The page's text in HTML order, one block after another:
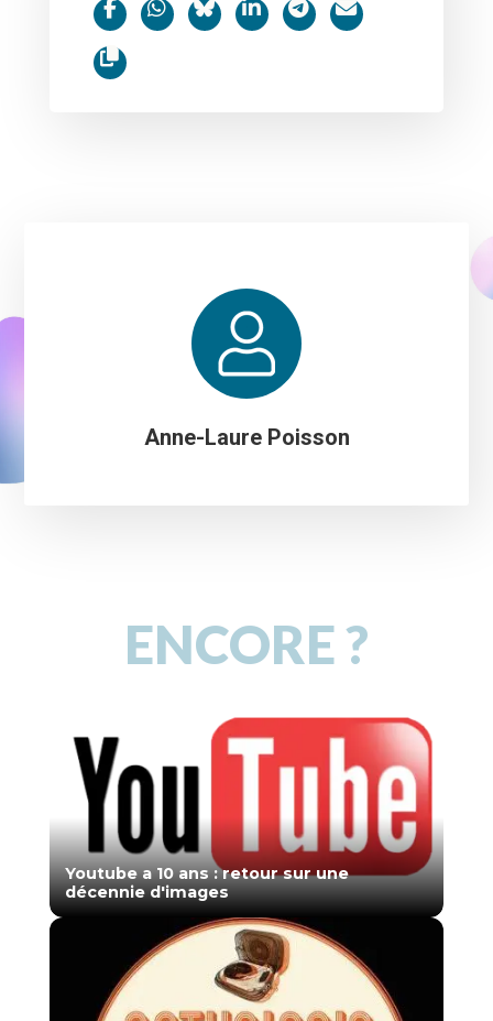
Anne-Laure Poisson
ENCORE ?
Youtube a 10 ans : retour sur une
décennie d'images